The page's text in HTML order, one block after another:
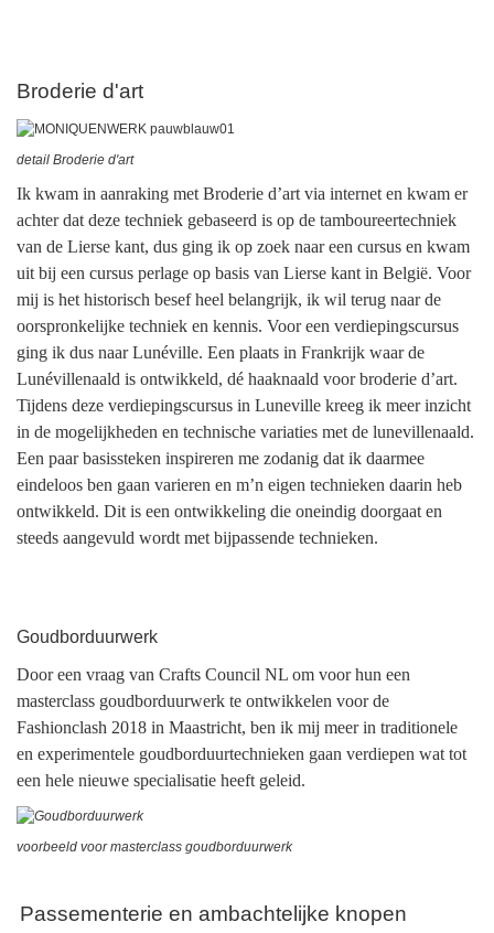
Broderie d'art
detail Broderie d'art
Ik kwam in aanraking met Broderie d’art via internet en kwam er
achter dat deze techniek gebaseerd is op de tamboureertechniek
van de Lierse kant, dus ging ik op zoek naar een cursus en kwam
uit bij een cursus perlage op basis van Lierse kant in België. Voor
mij is het historisch besef heel belangrijk, ik wil terug naar de
oorspronkelijke techniek en kennis. Voor een verdiepingscursus
ging ik dus naar Lunéville. Een plaats in Frankrijk waar de
Lunévillenaald is ontwikkeld, dé haaknaald voor broderie d’art.
Tijdens deze verdiepingscursus in Luneville kreeg ik meer inzicht
in de mogelijkheden en technische variaties met de lunevillenaald.
Een paar basissteken inspireren me zodanig dat ik daarmee
eindeloos ben gaan varieren en m’n eigen technieken daarin heb
ontwikkeld. Dit is een ontwikkeling die oneindig doorgaat en
steeds aangevuld wordt met bijpassende technieken.
Goudborduurwerk
Door een vraag van Crafts Council NL om voor hun een
masterclass goudborduurwerk te ontwikkelen voor de
Fashionclash 2018 in Maastricht, ben ik mij meer in traditionele
en experimentele goudborduurtechnieken gaan verdiepen wat tot
een hele nieuwe specialisatie heeft geleid.
voorbeeld voor masterclass goudborduurwerk
Passementerie en ambachtelijke knopen